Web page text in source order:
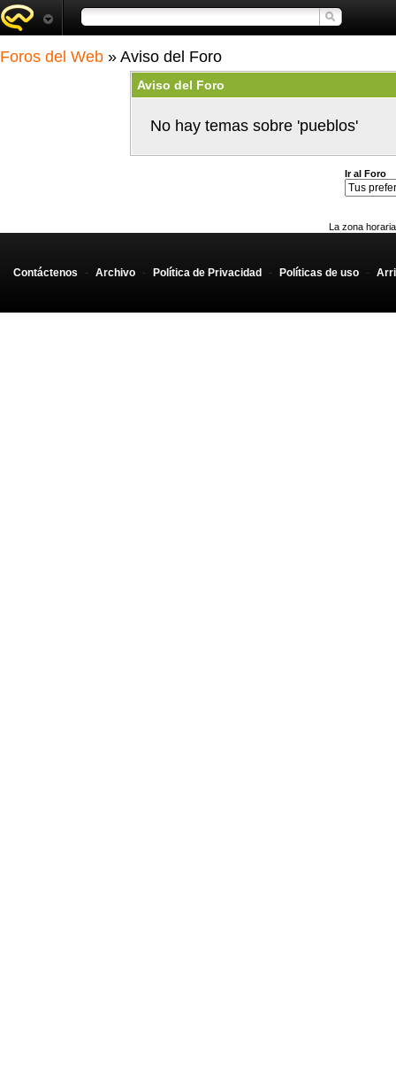
Foros del Web » Aviso del Foro
Aviso del Foro
No hay temas sobre 'pueblos'
Ir al Foro
La zona
Contáctenos - Archivo - Política de Privacidad - Políticas de uso -